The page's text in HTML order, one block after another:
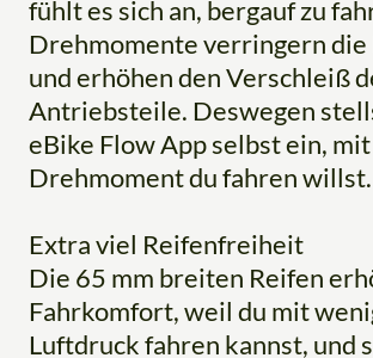
fühlt es sich an, bergauf zu
Drehmomente verringern
und erhöhen den Verschleiß
Antriebsteile. Deswegen
eBike Flow App selbst ein,
Drehmoment du fahren willst.
Extra viel Reifenfreiheit
Die 65 mm breiten Reifen
Fahrkomfort, weil du mit
Luftdruck fahren kannst, und